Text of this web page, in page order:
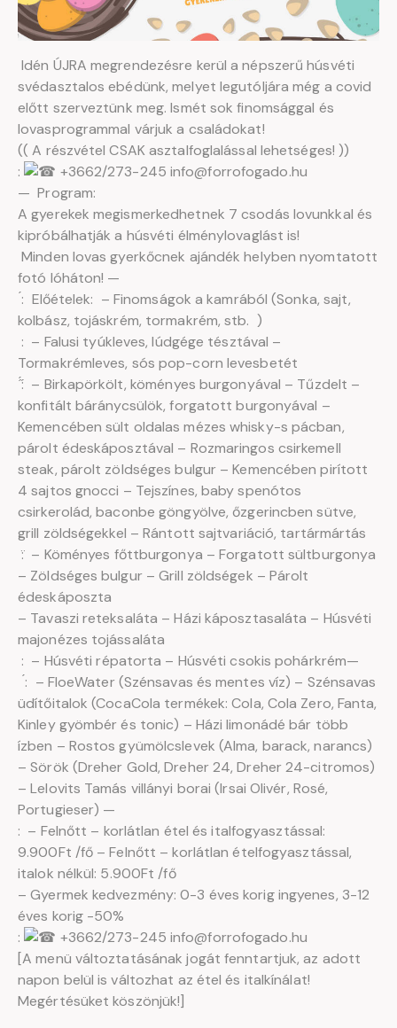
Idén ÚJRA megrendezésre kerül a népszerű húsvéti
svédasztalos ebédünk, melyet legutóljára még a covid
előtt szerveztünk meg. Ismét sok finomsággal és
lovasprogrammal várjuk a családokat!
(( A részvétel CSAK asztalfoglalással lehetséges! ))
́:
+3662/273-245 info@forrofogado.hu
— Program:
A gyerekek megismerkedhetnek 7 csodás lovunkkal és
kipróbálhatják a húsvéti élménylovaglást is!
Minden lovas gyerkőcnek ajándék helyben nyomtatott
fotó lóháton! —
́ ́: Előételek: – Finomságok a kamrából (Sonka, sajt,
kolbász, tojáskrém, tormakrém, stb. )
: – Falusi tyúkleves, lúdgége tésztával –
Tormakrémleves, sós pop-corn levesbetét
̋́: – Birkapörkölt, köményes burgonyával – Tűzdelt –
konfitált báránycsülök, forgatott burgonyával –
Kemencében sült oldalas mézes whisky-s pácban,
párolt édeskáposztával – Rozmaringos csirkemell
steak, párolt zöldséges bulgur – Kemencében pirított
4 sajtos gnocci – Tejszínes, baby spenótos
csirkerolád, baconbe göngyölve, őzgerincben sütve,
grill zöldségekkel – Rántott sajtvariáció, tartármártás
̈: – Köményes főttburgonya – Forgatott sültburgonya
– Zöldséges bulgur – Grill zöldségek – Párolt
édeskáposzta
– Tavaszi reteksaláta – Házi káposztasaláta – Húsvéti
majonézes tojássaláta
: – Húsvéti répatorta – Húsvéti csokis pohárkrém—
́: – FloeWater (Szénsavas és mentes víz) – Szénsavas
üdítőitalok (CocaCola termékek: Cola, Cola Zero, Fanta,
Kinley gyömbér és tonic) – Házi limonádé bár több
ízben – Rostos gyümölcslevek (Alma, barack, narancs)
– Sörök (Dreher Gold, Dreher 24, Dreher 24-citromos)
– Lelovits Tamás villányi borai (Irsai Olivér, Rosé,
Portugieser) —
́: – Felnőtt – korlátlan étel és italfogyasztással:
9.900Ft /fő – Felnőtt – korlátlan ételfogyasztással,
italok nélkül: 5.900Ft /fő
– Gyermek kedvezmény: 0-3 éves korig ingyenes, 3-12
éves korig -50%
́:
+3662/273-245 info@forrofogado.hu
[A menü változtatásának jogát fenntartjuk, az adott
napon belül is változhat az étel és italkínálat!
Megértésüket köszönjük!]